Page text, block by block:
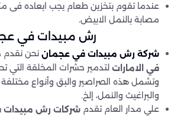
عندما تقوم بتخزين طعام يجب ابعاده فى
مصابة بالنمل الابيض.
رش مبيدات في
شركة رش مبيدات في عجمان نحن
في الامارات لتدمير حشرات المخلقة التي
وتشمل هذه الصراصير والبق وأنواع
والبراغيث والنمل، إلخ.
علي مدار العام تقدم شركات رش مبيدات